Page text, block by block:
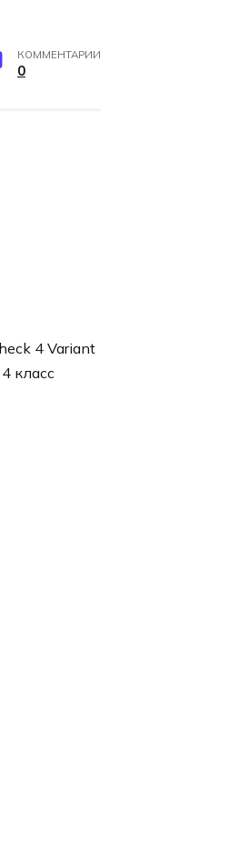
КОММЕНТАРИИ
0
4 Variant
класс